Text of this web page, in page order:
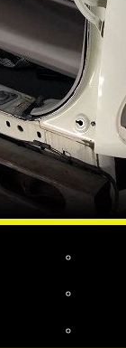
。
。
。